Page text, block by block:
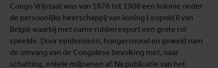
Congo Vrijstaat was van 1876 tot 1908 een kolonie onder
de persoonlijke heerschappij van koning Leopold II van
België waarbij met name rubberexport een grote rol
speelde. Door epidemieën, hongersnood en geweld nam
de omvang van de Congolese bevolking met, naar
schatting, enkele miljoenen af. Na publicatie van het